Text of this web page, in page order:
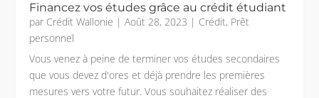
Financez vos études grâce au crédit étudiant
par Crédit Wallonie |Août 28, 2023 | Crédit, Prêt
personnel
Vous venez à peine de terminer vos études secondaires
que vous devez d'ores et déjà prendre les premières
mesures vers votre futur. Vous souhaitez réaliser des